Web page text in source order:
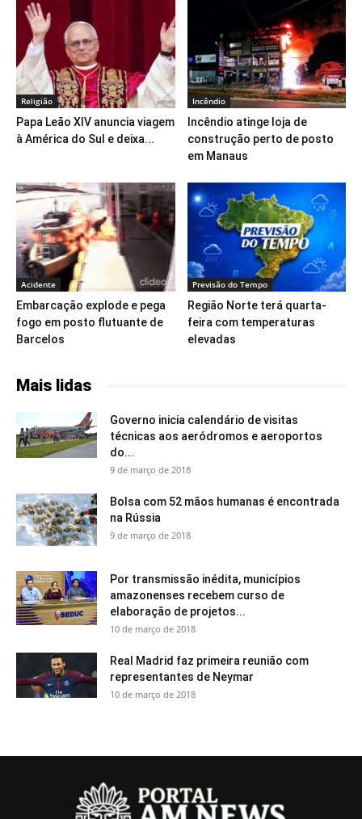
Religião
Papa Leão XIV anuncia viagem
à América do Sul e deixa...
Incêndio
Incêndio atinge loja de
construção perto de posto
em Manaus
Acidente
Embarcação explode e pega
fogo em posto flutuante de
Barcelos
Previsão do Tempo
Região Norte terá quarta-
feira com temperaturas
elevadas
Mais lidas
Governo inicia calendário de visitas
técnicas aos aeródromos e aeroportos
do...
9 de março de 2018
Bolsa com 52 mãos humanas é encontrada
na Rússia
9 de março de 2018
Por transmissão inédita, municípios
amazonenses recebem curso de
elaboração de projetos...
10 de março de 2018
Real Madrid faz primeira reunião com
representantes de Neymar
10 de março de 2018